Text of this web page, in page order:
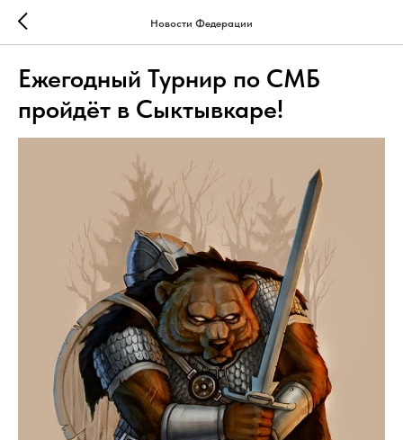
Новости Федерации
Ежегодный Турнир по СМБ
пройдёт в Сыктывкаре!